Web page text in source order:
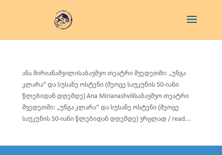
ანა მირიანაშვილისაბავშვო თეატრი შვედეთში: „უნგა
კლარა“ და სუსანე ოსტენი (მეოცე საუკუნის 50-იანი
წლებიდან დღემდე) Ana Mirianashviliსაბავშვო თეატრი
შვედეთში: „უნგა კლარა“ და სუსანე ოსტენი (მეოცე
საუკუნის 50-იანი წლებიდან დღემდე) ვრცლად / read...